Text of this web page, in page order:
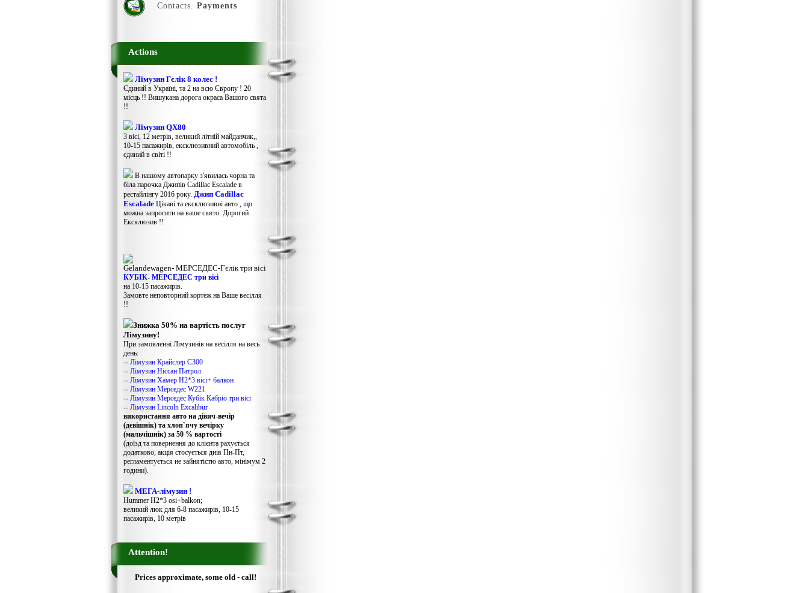
Contacts. Payments
Actions
Лімузин Гєлік 8 колес !
Єдиний в Україні, та 2 на всю Європу ! 20
місць !! Вишукана дорога окраса Вашого свята
!!
Лімузин QX80
3 вісі, 12 метрів, великий літній майданчик,,
10-15 пасажирів, ексклюзивний автомобіль ,
єдиний в світі !!
В нашому автопарку з'явилась чорна та
біла парочка Джипів Cadillac Escalade в
рестайлінгу 2016 року. Джип Cadillac
Escalade Цікаві та ексклюзивні авто , що
можна запросити на ваше свято. Дорогий
Ексклюзив !!
Gelandewagen​- МЕРСЕДЕС-Гєлік три вісі
КУБІК- МЕРСЕДЕС три вісі
на 10-15 пасажирів.
Замовте неповторний кортеж на Ваше весілля
!!
Знижка 50% на вартість послуг
Лімузину!
При замовленні Лімузинів на весілля на весь
день:
-- Лімузин Крайслер С300
-- Лімузин Ніссан Патрол
-- Лімузин Хамер Н2*3 вісі+ балкон
-- Лімузин Мерседес W221
-- Лімузин Мерседес Кубік Кабріо три вісі
-- Лімузин Lincoln Excalibur
використання авто на дівич-вечір
(дєвішнік) та хлоп`ячу вечірку
(мальчішнік) за 50 % вартості
(доїзд та повернення до клієнта рахується
додатково, акція стосується днів Пн-Пт,
регламентується не зайнятістю авто, мінімум 2
години).
МЕГА-лімузин !
Hummer H2*3 osi+balkon;
великий люк для 6-8 пасажирів, 10-15
пасажирів, 10 метрів
Attention!
Prices approximate, some old - call!